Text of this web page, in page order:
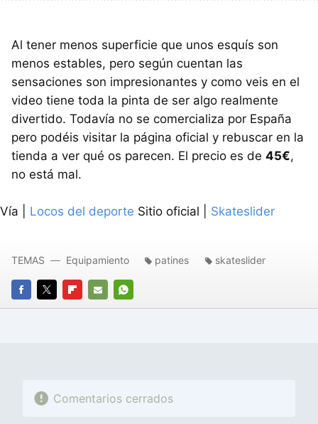
Al tener menos superficie que unos esquís son
menos estables, pero según cuentan las
sensaciones son impresionantes y como veis en el
video tiene toda la pinta de ser algo realmente
divertido. Todavía no se comercializa por España
pero podéis visitar la página oficial y rebuscar en la
tienda a ver qué os parecen. El precio es de 45€,
no está mal.
Vía | Locos del deporte Sitio oficial | Skateslider
FACEBOOK
TWITTERFLIPBOARD
E-
WHATSAPP
TEMAS Equipamiento patines skateslider
Comentarios cerrados